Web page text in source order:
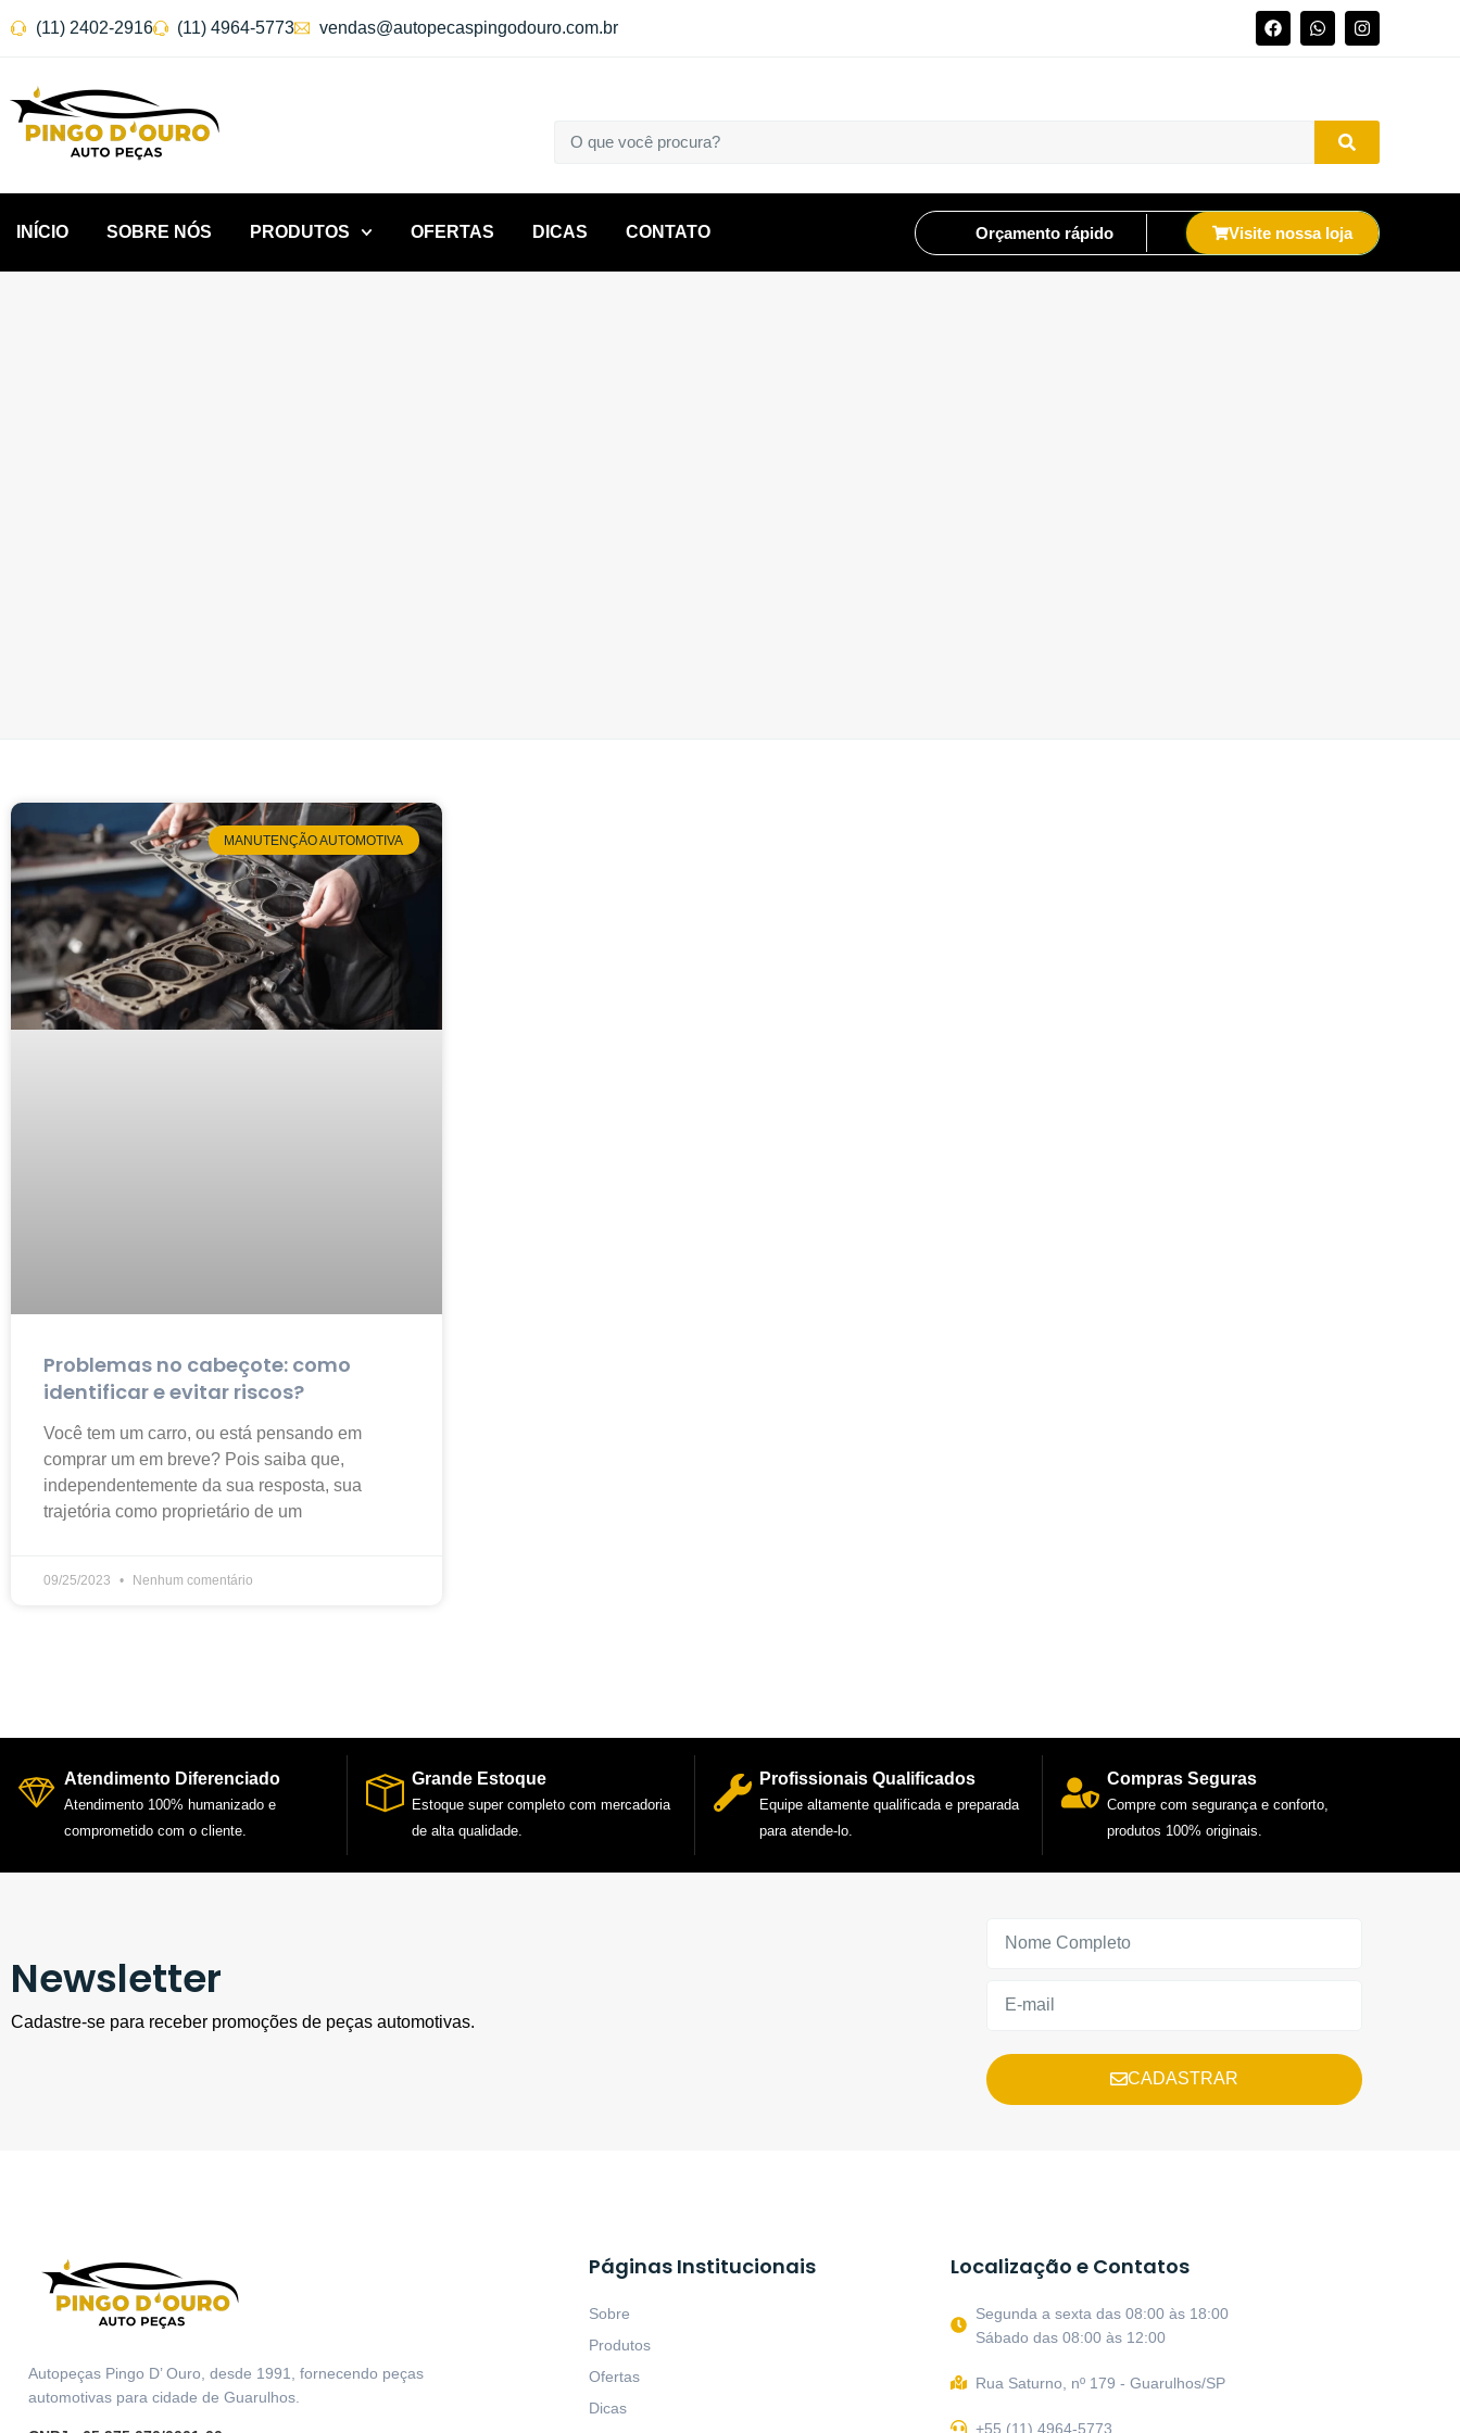
(11) 2402-2916 (11) 4964-5773 vendas@autopecaspingodouro.com.br
INÍCIO SOBRE NÓS PRODUTOS OFERTAS DICAS CONTATO Orçamento rápido Visite nossa loja
MANUTENÇÃO AUTOMOTIVA
Problemas no cabeçote: como
identificar e evitar riscos?
Você tem um carro, ou está pensando em
comprar um em breve? Pois saiba que,
independentemente da sua resposta, sua
trajetória como proprietário de um
09/25/2023 Nenhum comentário
Atendimento Diferenciado
Atendimento 100% humanizado e
comprometido com o cliente.
Grande Estoque
Estoque super completo com mercadoria
de alta qualidade.
Profissionais Qualificados
Equipe altamente qualificada e preparada
para atende-lo.
Compras Seguras
Compre com segurança e conforto,
produtos 100% originais.
Newsletter
Cadastre-se para receber promoções de peças automotivas.
CADASTRAR
Autopeças Pingo D’ Ouro, desde 1991, fornecendo peças
automotivas para cidade de Guarulhos.
Páginas Institucionais
Sobre
Produtos
Ofertas
Dicas
Localização e Contatos
Segunda a sexta das 08:00 às 18:00
Sábado das 08:00 às 12:00
Rua Saturno, nº 179 - Guarulhos/SP
+55 (11) 4964-5773